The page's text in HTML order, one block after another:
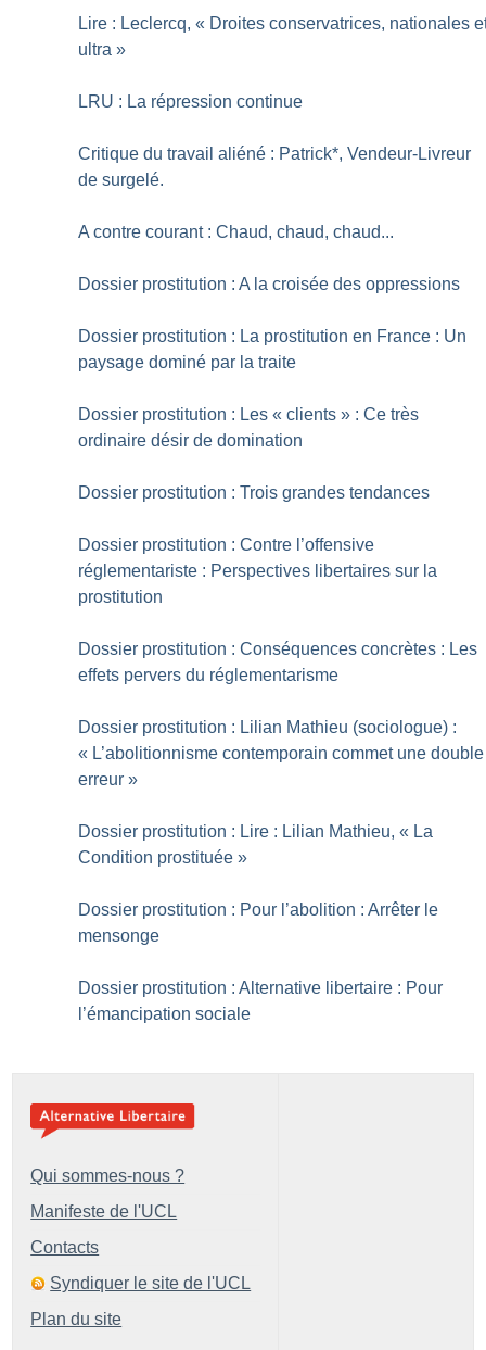
Lire : Leclercq, « Droites conservatrices, nationales
ultra »
LRU : La répression continue
Critique du travail aliéné : Patrick*, Vendeur-Livreur
de surgelé.
A contre courant : Chaud, chaud, chaud...
Dossier prostitution : A la croisée des oppressions
Dossier prostitution : La prostitution en France : Un
paysage dominé par la traite
Dossier prostitution : Les « clients » : Ce très
ordinaire désir de domination
Dossier prostitution : Trois grandes tendances
Dossier prostitution : Contre l’offensive
réglementariste : Perspectives libertaires sur la
prostitution
Dossier prostitution : Conséquences concrètes : Les
effets pervers du réglementarisme
Dossier prostitution : Lilian Mathieu (sociologue) :
« L’abolitionnisme contemporain commet une double
erreur »
Dossier prostitution : Lire : Lilian Mathieu, « La
Condition prostituée »
Dossier prostitution : Pour l’abolition : Arrêter le
mensonge
Dossier prostitution : Alternative libertaire : Pour
l’émancipation sociale
Qui sommes-nous ?
Manifeste de l'UCL
Contacts
Syndiquer le site de l'UCL
Plan du site